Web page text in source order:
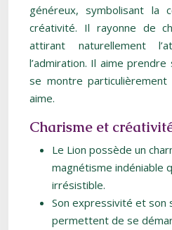
généreux, symbolisant la
créativité. Il rayonne de
attirant naturellement
l’admiration. Il aime
se montre particulièrement
aime.
Charisme et
Le Lion possède un
magnétisme indéniable
irrésistible.
Son expressivité et son
permettent de se